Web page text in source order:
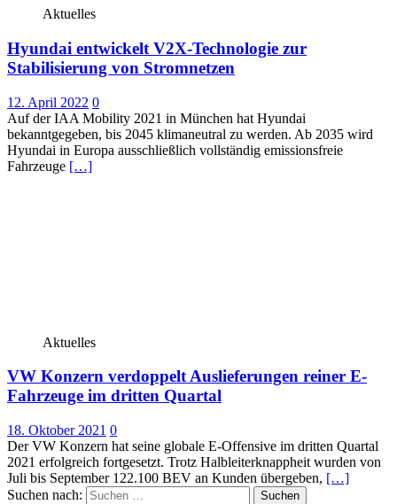
Aktuelles
Hyundai entwickelt V2X-Technologie zur
Stabilisierung von Stromnetzen
12. April 2022 0
Auf der IAA Mobility 2021 in München hat Hyundai
bekanntgegeben, bis 2045 klimaneutral zu werden. Ab 2035 wird
Hyundai in Europa ausschließlich vollständig emissionsfreie
Fahrzeuge […]
Aktuelles
VW Konzern verdoppelt Auslieferungen reiner E-
Fahrzeuge im dritten Quartal
18. Oktober 2021 0
Der VW Konzern hat seine globale E-Offensive im dritten Quartal
2021 erfolgreich fortgesetzt. Trotz Halbleiterknappheit wurden von
Juli bis September 122.100 BEV an Kunden übergeben, […]
Suchen nach: